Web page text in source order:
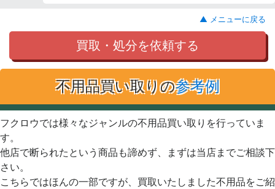
▲ メニューに戻る
買取・処分を依頼する
不用品買い取りの参考例
フクロウでは様々なジャンルの不用品買い取りを行っていま
す。
他店で断られたという商品も諦めず、まずは当店までご相談下
さい。
こちらではほんの一部ですが、買取いたしました不用品をご紹